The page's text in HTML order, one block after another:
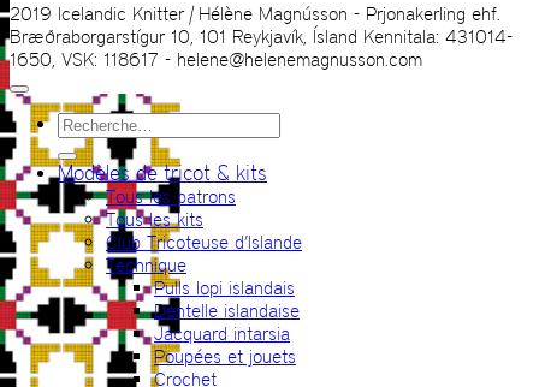
2019 Icelandic Knitter | Hélène Magnússon - Prjonakerling ehf.
Bræðraborgarstígur 10, 101 Reykjavík, Ísland Kennitala: 431014-
1650, VSK: 118617 - helene@helenemagnusson.com
Recherche
pour :
Modèles de tricot & kits
Tous les patrons
Tous les kits
Club Tricoteuse d’Islande
Technique
Pulls lopi islandais
Dentelle islandaise
Jacquard intarsia
Poupées et jouets
Crochet